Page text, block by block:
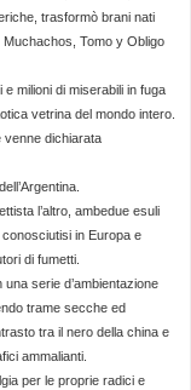
trasformò brani nati
Muchachos, Tomo y Obligo
milioni di miserabili in fuga
vetrina del mondo intero.
venne dichiarata
l’altro, ambedue esuli
in Europa e
di fumetti.
serie d’ambientazione
trame secche ed
tra il nero della china e
ammalianti.
per le proprie radici e